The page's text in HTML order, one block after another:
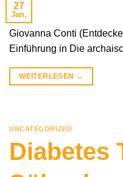
27
Jan.
Giovanna Conti
Einführung in Die
WEITERLESEN →
UNCATEGORIZED
Diabetes